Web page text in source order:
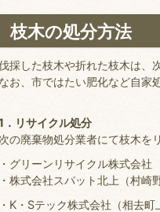
枝木の処分方法
採した枝木や折れた枝木は、
なお、市ではたい肥化など自家
．リサイクル処分
次の廃棄物処分業者にて枝木を
・グリーンリサイクル株式会
・株式会社スパット北上（村
・K・Sテック株式会社（相去